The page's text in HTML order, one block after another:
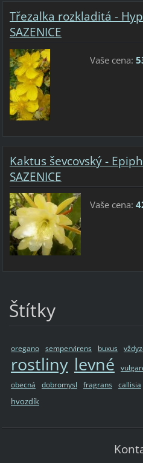
Třezalka rozkladitá -
SAZENICE
Vaše cena:
Kaktus ševcovský -
SAZENICE
Vaše cena:
Štítky
oregano sempervirens buxus
rostliny levné
obecná dobromysl fragrans callisia
hvozdík